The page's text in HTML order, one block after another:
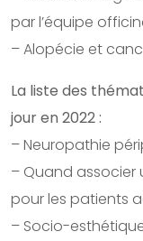
par l’équipe
– Alopécie et
La liste des
jour en 2022 :
– Neuropathie
– Quand
pour les patients
– Socio-